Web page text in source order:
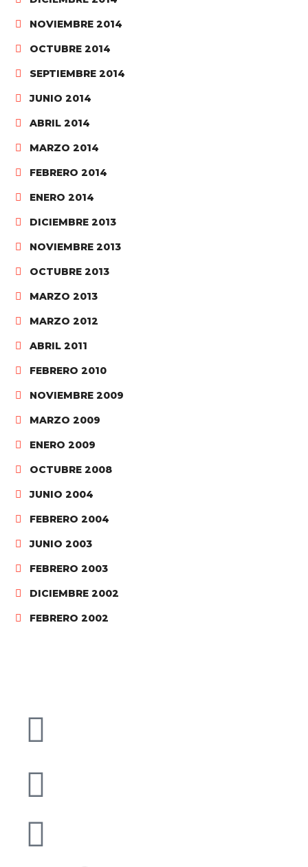
NOVIEMBRE 2014
OCTUBRE 2014
SEPTIEMBRE 2014
JUNIO 2014
ABRIL 2014
MARZO 2014
FEBRERO 2014
ENERO 2014
DICIEMBRE 2013
NOVIEMBRE 2013
OCTUBRE 2013
MARZO 2013
MARZO 2012
ABRIL 2011
FEBRERO 2010
NOVIEMBRE 2009
MARZO 2009
ENERO 2009
OCTUBRE 2008
JUNIO 2004
FEBRERO 2004
JUNIO 2003
FEBRERO 2003
DICIEMBRE 2002
FEBRERO 2002